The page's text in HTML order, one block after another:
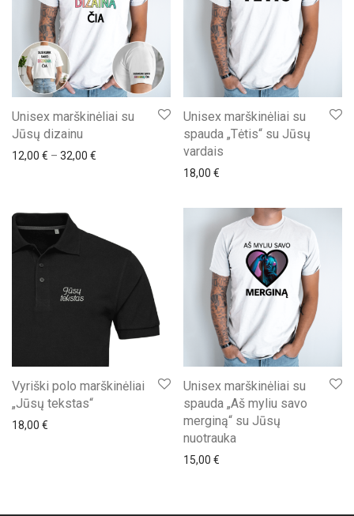
Unisex marškinėliai su
Jūsų dizainu
12,00 € – 32,00 € Price range: 12,00 € through 32,00 €
Unisex marškinėliai su
spauda „Tėtis“ su Jūsų
vardais
18,00 €
Vyriški polo marškinėliai
„Jūsų tekstas“
18,00 €
Unisex marškinėliai su
spauda „Aš myliu savo
merginą“ su Jūsų
nuotrauka
15,00 €